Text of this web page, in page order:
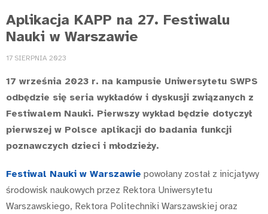
Aplikacja KAPP na 27. Festiwalu
Nauki w Warszawie
17 SIERPNIA 2023
17 września 2023 r. na kampusie Uniwersytetu SWPS
odbędzie się seria wykładów i dyskusji związanych z
Festiwalem Nauki. Pierwszy wykład będzie dotyczył
pierwszej w Polsce aplikacji do badania funkcji
poznawczych dzieci i młodzieży.
Festiwal Nauki w Warszawie powołany został z inicjatywy
środowisk naukowych przez Rektora Uniwersytetu
Warszawskiego, Rektora Politechniki Warszawskiej oraz